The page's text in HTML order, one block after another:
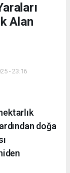
Alan
- 23:16
doğa